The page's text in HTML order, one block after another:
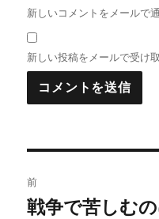
新しいコメントをメールで
新しい投稿をメールで受け
稿
前
前
戦争で苦しむ